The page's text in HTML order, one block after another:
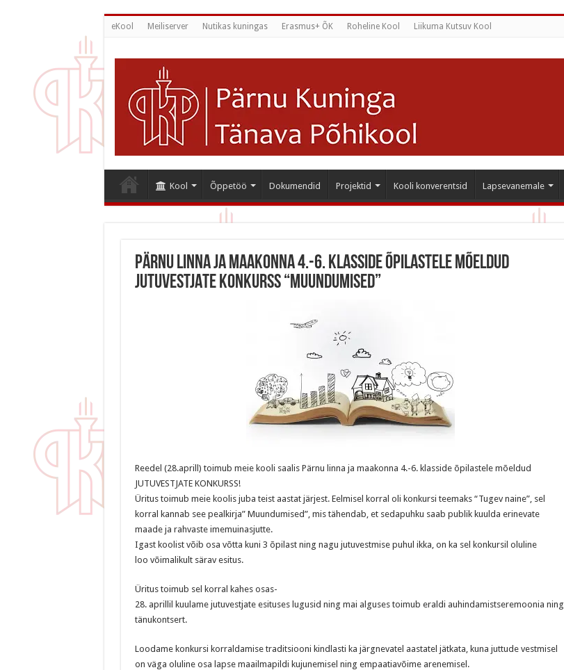
eKool Meiliserver Nutikas kuningas Erasmus+ ÕK Roheline Kool Liikuma Kutsuv Kool
Kool Õppetöö Dokumendid Projektid Kooli konverentsid Lapsevanemale
Pärnu linna ja maakonna 4.-6. klasside õpilastele mõeldud
JUTUVESTJATE KONKURSS “Muundumised”
Reedel (28.aprill) toimub meie kooli saalis Pärnu linna ja maakonna 4.-6. klasside õpilastele mõeldud
JUTUVESTJATE KONKURSS!
Üritus toimub meie koolis juba teist aastat järjest. Eelmisel korral oli konkursi teemaks “Tugev naine”, sel
korral kannab see pealkirja” Muundumised”, mis tähendab, et sedapuhku saab publik kuulda erinevate
maade ja rahvaste imemuinasjutte.
Igast koolist võib osa võtta kuni 3 õpilast ning nagu jutuvestmise puhul ikka, on ka sel konkursil oluline
loo võimalikult särav esitus.
Üritus toimub sel korral kahes osas-
28. aprillil kuulame jutuvestjate esituses lugusid ning mai alguses toimub eraldi auhindamistseremoonia ning
tänukontsert.
Loodame konkursi korraldamise traditsiooni kindlasti ka järgnevatel aastatel jätkata, kuna juttude vestmisel
on väga oluline osa lapse maailmapildi kujunemisel ning empaatiavõime arenemisel.